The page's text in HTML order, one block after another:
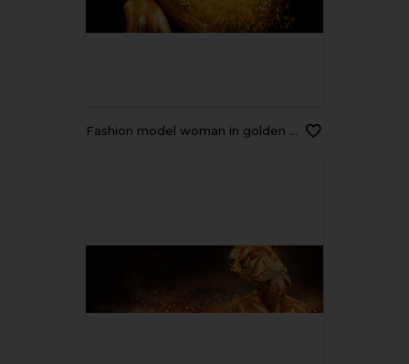
Fashion model woman in golden bright sparkles. Girl with golden skin and hair portrait closeup. Holiday glamour shiny professional makeup on black